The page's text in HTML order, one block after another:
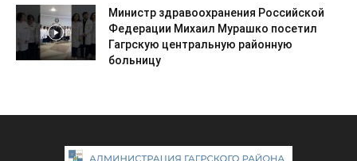
Министр здравоохранения Российской
Федерации Михаил Мурашко посетил
Гагрскую центральную районную
больницу